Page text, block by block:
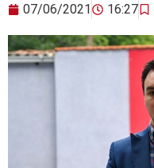
07/06/2021 16:27